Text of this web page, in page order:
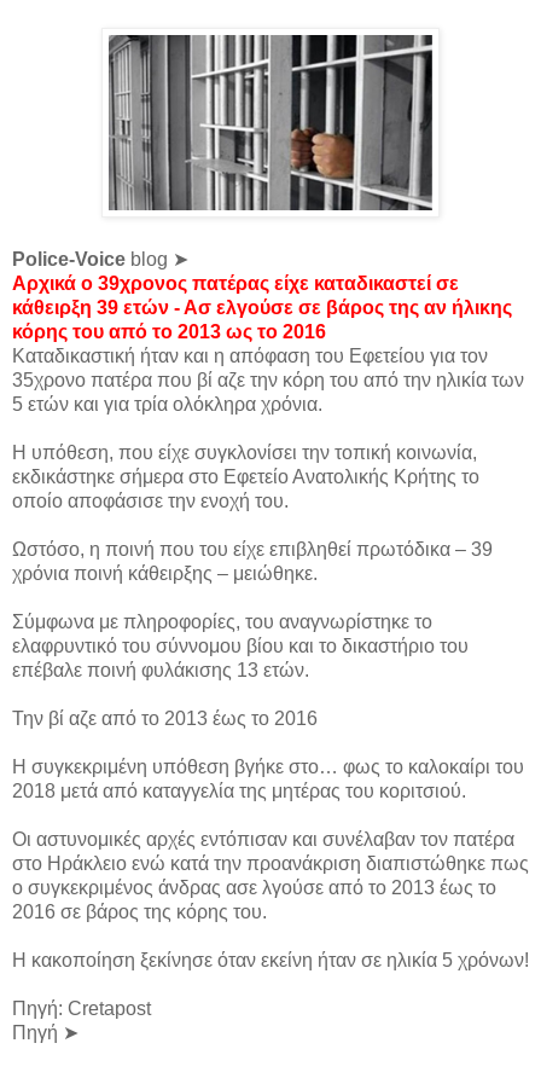
Police-Voice blog ➤
Αρχικά ο 39χρονος πατέρας είχε καταδικαστεί σε
κάθειρξη 39 ετών - Ασ ελγούσε σε βάρος της αν ήλικης
κόρης του από το 2013 ως το 2016
Καταδικαστική ήταν και η απόφαση του Εφετείου για τον
35χρονο πατέρα που βί αζε την κόρη του από την ηλικία των
5 ετών και για τρία ολόκληρα χρόνια.
Η υπόθεση, που είχε συγκλονίσει την τοπική κοινωνία,
εκδικάστηκε σήμερα στο Εφετείο Ανατολικής Κρήτης το
οποίο αποφάσισε την ενοχή του.
Ωστόσο, η ποινή που του είχε επιβληθεί πρωτόδικα – 39
χρόνια ποινή κάθειρξης – μειώθηκε.
Σύμφωνα με πληροφορίες, του αναγνωρίστηκε το
ελαφρυντικό του σύννομου βίου και το δικαστήριο του
επέβαλε ποινή φυλάκισης 13 ετών.
Την βί αζε από το 2013 έως το 2016
Η συγκεκριμένη υπόθεση βγήκε στο… φως το καλοκαίρι του
2018 μετά από καταγγελία της μητέρας του κοριτσιού.
Οι αστυνομικές αρχές εντόπισαν και συνέλαβαν τον πατέρα
στο Ηράκλειο ενώ κατά την προανάκριση διαπιστώθηκε πως
ο συγκεκριμένος άνδρας ασε λγούσε από το 2013 έως το
2016 σε βάρος της κόρης του.
Η κακοποίηση ξεκίνησε όταν εκείνη ήταν σε ηλικία 5 χρόνων!
Πηγή: Cretapost
Πηγή ➤